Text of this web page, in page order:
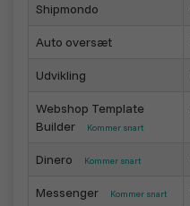
Shipmondo
Auto oversæt
Udvikling
Webshop Template
Builder
Kommer snart
Dinero Kommer snart
Messenger Kommer snart